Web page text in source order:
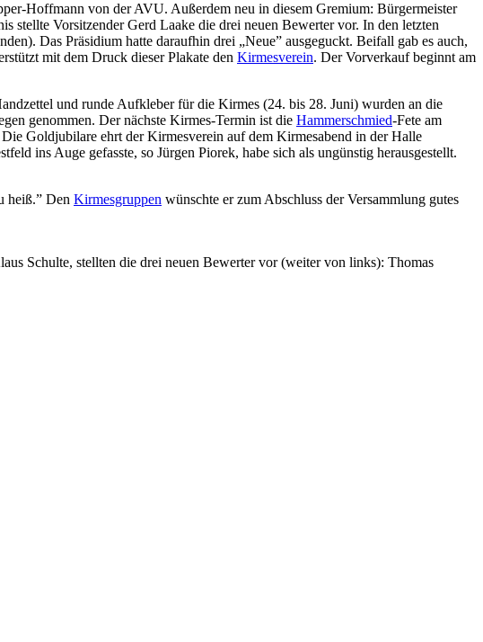
Hoffmann von der AVU. Außerdem neu in diesem Gremium: Bürgermeister
stellte Vorsitzender Gerd Laake die drei neuen Bewerter vor. In den letzten
Das Präsidium hatte daraufhin drei „Neue” ausgeguckt. Beifall gab es auch,
mit dem Druck dieser Plakate den Kirmesverein. Der Vorverkauf beginnt am
und runde Aufkleber für die Kirmes (24. bis 28. Juni) wurden an die
genommen. Der nächste Kirmes-Termin ist die Hammerschmied-Fete am
Goldjubilare ehrt der Kirmesverein auf dem Kirmesabend in der Halle
ins Auge gefasste, so Jürgen Piorek, habe sich als ungünstig herausgestellt.
heiß.” Den Kirmesgruppen wünschte er zum Abschluss der Versammlung gutes
Schulte, stellten die drei neuen Bewerter vor (weiter von links): Thomas